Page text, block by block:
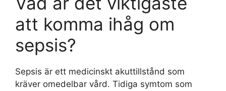
att komma ihåg om
sepsis?
Sepsis är ett medicinskt akuttillstånd som
kräver omedelbar vård. Tidiga symtom som